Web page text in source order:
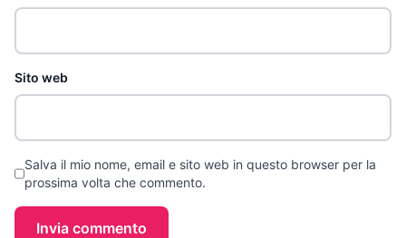
Sito web
Salva il mio nome, email e sito web in questo browser per la
prossima volta che commento.
Invia commento